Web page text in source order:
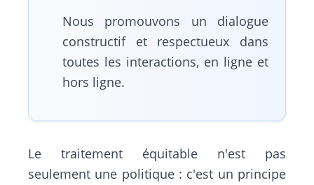
Nous promouvons un dialogue
constructif et respectueux dans
toutes les interactions, en ligne et
hors ligne.
Le traitement équitable n'est pas
seulement une politique : c'est un principe